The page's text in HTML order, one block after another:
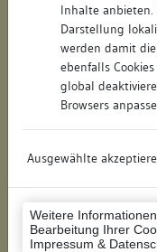
Inhalte anbieten.
Darstellung
werden damit
ebenfalls
global
Browsers
Ausgewählte
Weitere
Bearbeitung Ihrer
Impressum &
Regierungsbezirk:
Wohnplatzschlüssel:
Flurstücknummer:
Historischer
Lage des Wohnplatzes: